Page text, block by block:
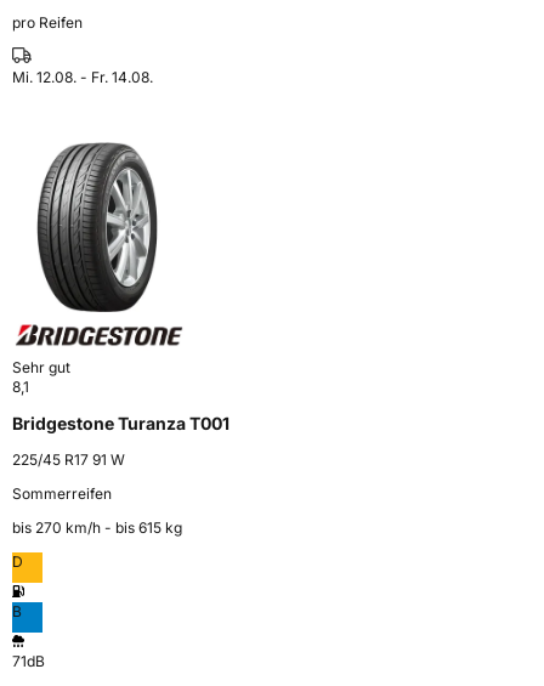
pro Reifen
Mi. 12.08. - Fr. 14.08.
Sehr gut
8,1
Bridgestone Turanza T001
225/45 R17 91 W
Sommerreifen
bis 270 km⁠/⁠h - bis 615 kg
D
B
71dB